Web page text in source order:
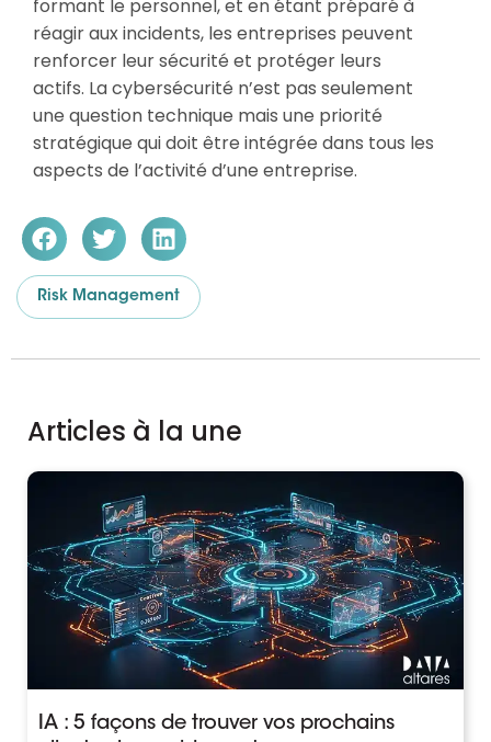
formant le personnel, et en étant préparé à
réagir aux incidents, les entreprises peuvent
renforcer leur sécurité et protéger leurs
actifs. La cybersécurité n’est pas seulement
une question technique mais une priorité
stratégique qui doit être intégrée dans tous les
aspects de l’activité d’une entreprise.
Risk Management
Articles à la une
IA : 5 façons de trouver vos prochains